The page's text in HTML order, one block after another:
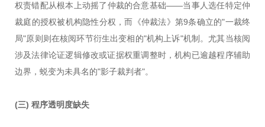
权责错配从根本上动摇了仲裁的合意基础——当事人选任特定仲
裁庭的授权被机构隐性分权，而《仲裁法》第9条确立的"一裁终
局"原则则在核阅环节衍生出变相的"机构上诉"机制。尤其当核阅
涉及法律论证逻辑修改或证据权重调整时，机构已逾越程序辅助
边界，蜕变为未具名的"影子裁判者"。
(三) 程序透明度缺失